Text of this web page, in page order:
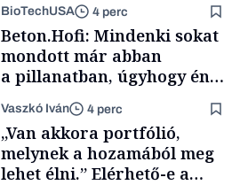
BioTechUSA 4 perc
Beton.Hofi: Mindenki sokat
mondott már abban
a pillanatban, úgyhogy én
a legsarkosabb
gondolataimat akartam
kimondani
Vaszkó Iván 4 perc
„Van akkora portfólió,
melynek a hozamából meg
lehet élni.” Elérhető-e a